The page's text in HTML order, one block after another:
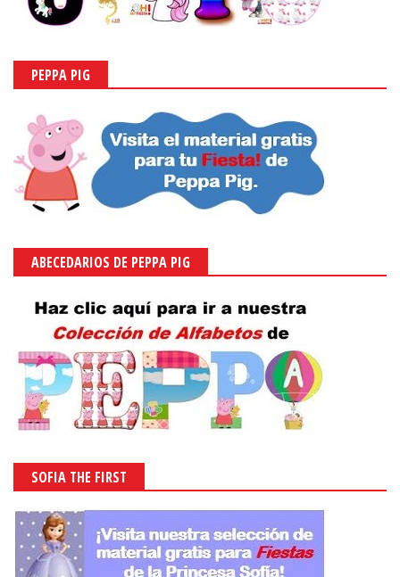
PEPPA PIG
ABECEDARIOS DE PEPPA PIG
SOFIA THE FIRST